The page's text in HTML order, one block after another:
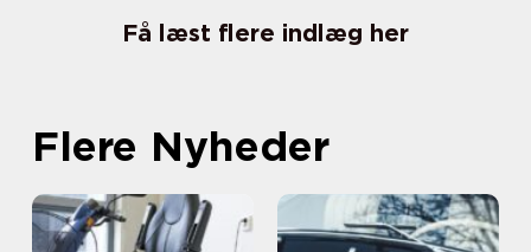
Få læst flere indlæg her
Flere Nyheder